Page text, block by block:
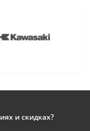
и скидках?